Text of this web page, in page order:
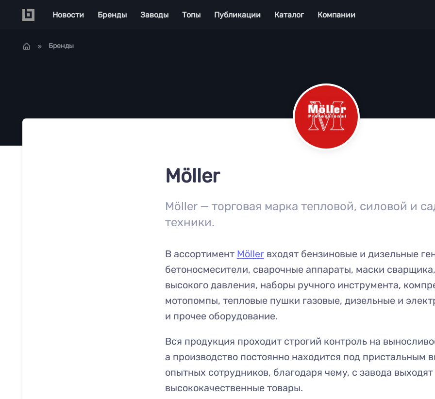
Main navigation
Новости Бренды Заводы Топы Публикации Каталог Компании
Бренды
Möller
Möller — торговая марка тепловой, силовой и
техники.
В ассортимент Möllerвходят бензиновые и дизельные
бетоносмесители, сварочные аппараты, маски
высокого давления, наборы ручного инструмента,
мотопомпы, тепловые пушки газовые, дизельные и
и прочее оборудование.
Вся продукция проходит строгий контроль на
а производство постоянно находится под пристальным
опытных сотрудников, благодаря чему, с завода выходят
высококачественные товары.